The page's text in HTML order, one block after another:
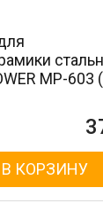
603 (1